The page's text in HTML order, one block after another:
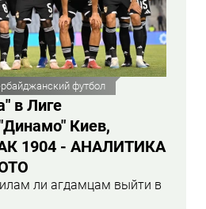
футбол
в Лиге
Киев,
1904 - АНАЛИТИКА
ли агдамцам выйти в